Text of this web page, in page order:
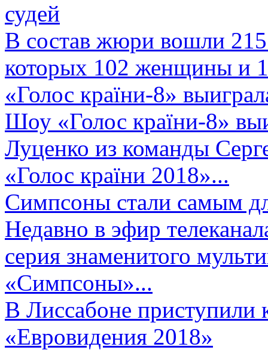
судей
В состав жюри вошли 215
которых 102 женщины и
«Голос країни-8»
Шоу «Голос країни-8»
Луценко из команды
«Голос країни 2018»...
Симпсоны стали самым
Недавно в эфир
серия знаменитого
«Симпсоны»...
В Лиссабоне приступили
«Евровидения 2018»